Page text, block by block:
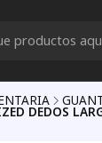
DEDOS